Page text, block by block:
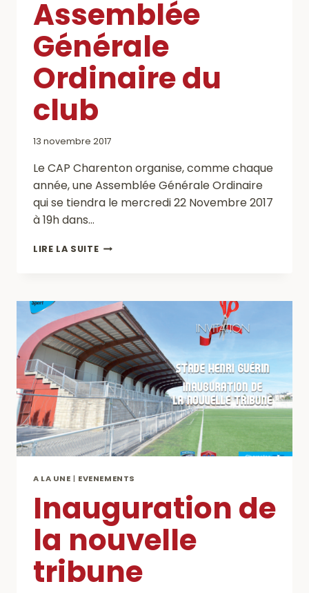
Assemblée
Générale
Ordinaire du
club
13 novembre 2017
Le CAP Charenton organise, comme chaque
année, une Assemblée Générale Ordinaire
qui se tiendra le mercredi 22 Novembre 2017
à 19h dans…
LIRE LA SUITEASSEMBLÉE
CLUB
A LA UNE | EVENEMENTS
Inauguration de
la nouvelle
tribune